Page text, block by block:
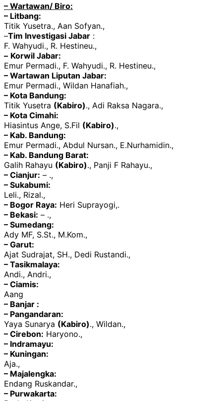
– Wartawan/ Biro:
– Litbang:
Titik Yusetra., Aan Sofyan.,
–Tim Investigasi Jabar :
F. Wahyudi., R. Hestineu.,
– Korwil Jabar:
Emur Permadi., F. Wahyudi., R. Hestineu.,
– Wartawan Liputan Jabar:
Emur Permadi., Wildan Hanafiah.,
– Kota Bandung:
Titik Yusetra (Kabiro)., Adi Raksa Nagara.,
– Kota Cimahi:
Hiasintus Ange, S.Fil (Kabiro).,
– Kab. Bandung:
Emur Permadi., Abdul Nursan., E.Nurhamidin.,
– Kab. Bandung Barat:
Galih Rahayu (Kabiro)., Panji F Rahayu.,
– Cianjur: – .,
– Sukabumi:
Leli., Rizal.,
– Bogor Raya: Heri Suprayogi,.
– Bekasi: – .,
– Sumedang:
Ady MF, S.St., M.Kom.,
– Garut:
Ajat Sudrajat, SH., Dedi Rustandi.,
– Tasikmalaya:
Andi., Andri.,
– Ciamis:
Aang
– Banjar :
– Pangandaran:
Yaya Sunarya (Kabiro)., Wildan.,
– Cirebon: Haryono.,
– Indramayu:
– Kuningan:
Aja.,
– Majalengka:
Endang Ruskandar.,
– Purwakarta: